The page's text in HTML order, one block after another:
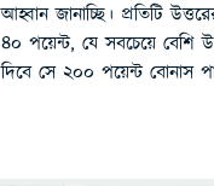
আহ্বান জানাচ্ছি। প্রতিটি
৪০ পয়েন্ট, যে সবচেয়ে বেশি
দিবে সে ২০০ পয়েন্ট বোনাস